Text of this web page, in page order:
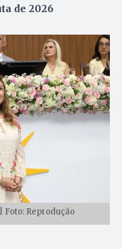
de 2026
Foto: Reprodução